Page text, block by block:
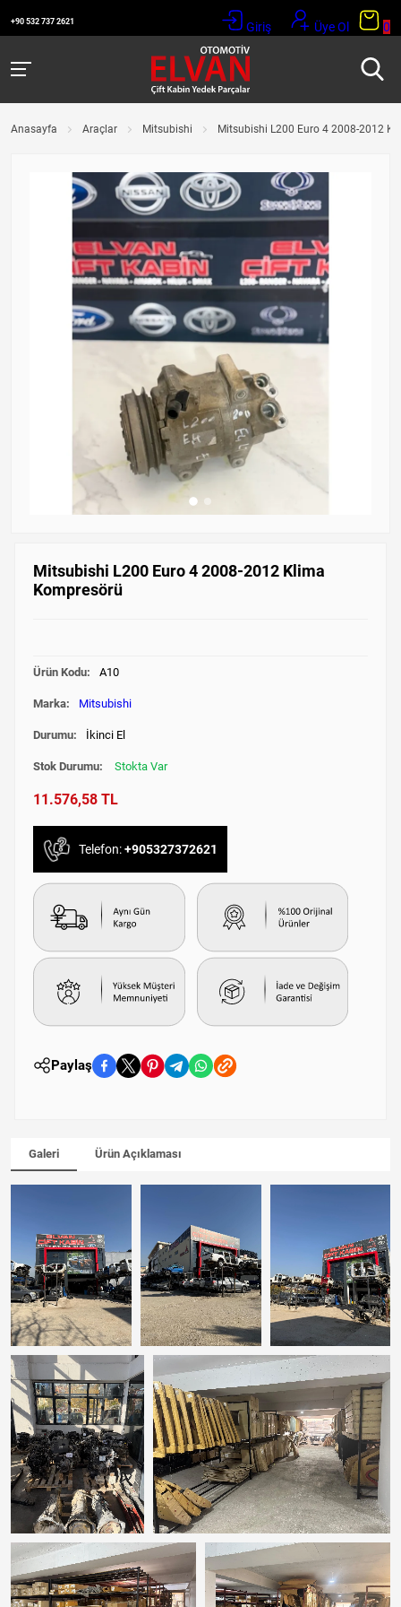
+90 532 737 2621 Giriş Üye Ol 0
Anasayfa Araçlar Mitsubishi Mitsubishi L200 Euro 4 2008-2012
Mitsubishi L200 Euro 4 2008-2012 Klima
Kompresörü
Ürün Kodu: A10
Marka: Mitsubishi
Durumu: İkinci El
Stok Durumu: Stokta Var
11.576,58 TL
Telefon:+905327372621
Paylaş
Galeri Ürün Açıklaması